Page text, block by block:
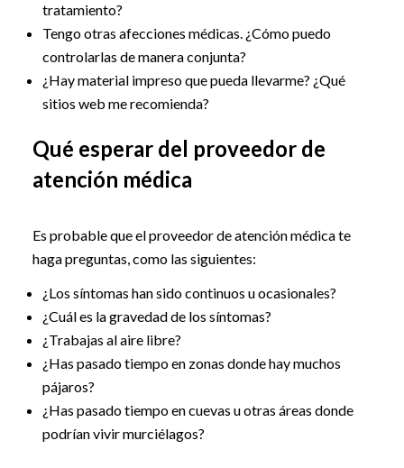
tratamiento?
Tengo otras afecciones médicas. ¿Cómo puedo
controlarlas de manera conjunta?
¿Hay material impreso que pueda llevarme? ¿Qué
sitios web me recomienda?
Qué esperar del proveedor de
atención médica
Es probable que el proveedor de atención médica te
haga preguntas, como las siguientes:
¿Los síntomas han sido continuos u ocasionales?
¿Cuál es la gravedad de los síntomas?
¿Trabajas al aire libre?
¿Has pasado tiempo en zonas donde hay muchos
pájaros?
¿Has pasado tiempo en cuevas u otras áreas donde
podrían vivir murciélagos?